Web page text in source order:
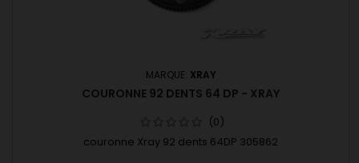
MARQUE: XRAY
COURONNE 92 DENTS 64 DP - XRAY
(0)
couronne Xray 92 dents 64DP 305862